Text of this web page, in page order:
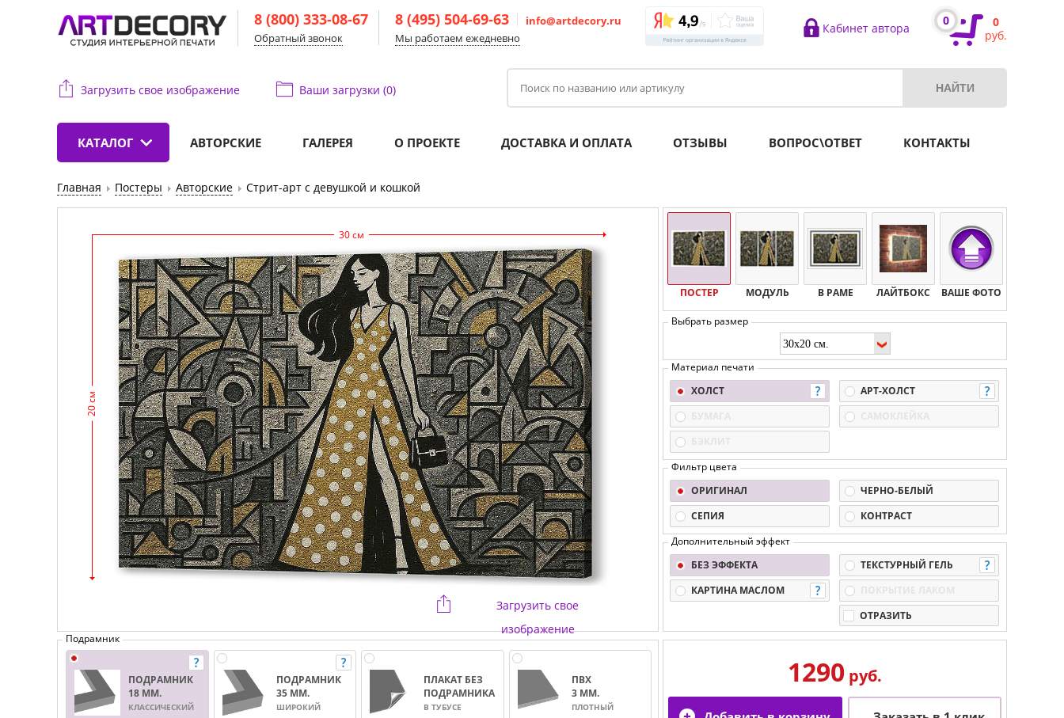
8 (800) 333-08-67
Обратный звонок
8 (495) 504-69-63
info@artdecory.ru
Мы работаем ежедневно
Кабинет автора
0
0
руб.
Загрузить свое изображение Ваши загрузки (0)
КАТАЛОГ АВТОРСКИЕ ГАЛЕРЕЯ О ПРОЕКТЕ ДОСТАВКА И ОПЛАТА ОТЗЫВЫ ВОПРОС\ОТВЕТ КОНТАКТЫ
Главная Постеры Авторские Стрит-арт с девушкой и кошкой
30 см
20 см
Загрузить свое
изображение
Подрамник
ПОДРАМНИК
18 ММ.
КЛАССИЧЕСКИЙ
ПОДРАМНИК
35 ММ.
ШИРОКИЙ
ПЛАКАТ БЕЗ
ПОДРАМНИКА
В ТУБУСЕ
ПВХ
3 ММ.
ПЛОТНЫЙ
ПОСТЕР МОДУЛЬ В РАМЕ ЛАЙТБОКС ВАШЕ ФОТО
Выбрать размер
Материал печати
ХОЛСТ
АРТ-ХОЛСТ
Фильтр цвета
ОРИГИНАЛ
ЧЕРНО-БЕЛЫЙ
СЕПИЯ
КОНТРАСТ
Дополнительный эффект
БЕЗ ЭФФЕКТА
ТЕКСТУРНЫЙ ГЕЛЬ
КАРТИНА МАСЛОМ
ОТРАЗИТЬ
1290 руб.